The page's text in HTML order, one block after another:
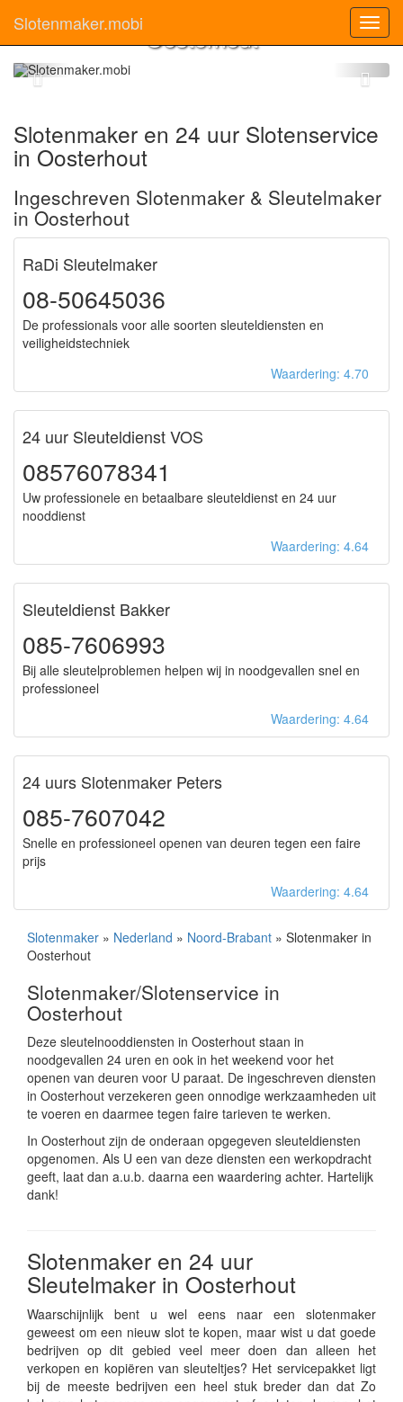
Slotenmaker.mobiSlotenmaker
Oosterhout
Slotenmaker en 24 uur Slotenservice
in Oosterhout
Ingeschreven Slotenmaker & Sleutelmaker
in Oosterhout
RaDi Sleutelmaker
08-50645036
De professionals voor alle soorten sleuteldiensten en
veiligheidstechniek
Waardering: 4.70
24 uur Sleuteldienst VOS
08576078341
Uw professionele en betaalbare sleuteldienst en 24 uur
nooddienst
Waardering: 4.64
Sleuteldienst Bakker
085-7606993
Bij alle sleutelproblemen helpen wij in noodgevallen snel en
professioneel
Waardering: 4.64
24 uurs Slotenmaker Peters
085-7607042
Snelle en professioneel openen van deuren tegen een faire
prijs
Waardering: 4.64
Slotenmaker » Nederland » Noord-Brabant » Slotenmaker in
Oosterhout
Slotenmaker/Slotenservice in
Oosterhout
Deze sleutelnooddiensten in Oosterhout staan in
noodgevallen 24 uren en ook in het weekend voor het
openen van deuren voor U paraat. De ingeschreven diensten
in Oosterhout verzekeren geen onnodige werkzaamheden uit
te voeren en daarmee tegen faire tarieven te werken.
In Oosterhout zijn de onderaan opgegeven sleuteldiensten
opgenomen. Als U een van deze diensten een werkopdracht
geeft, laat dan a.u.b. daarna een waardering achter. Hartelijk
dank!
Slotenmaker en 24 uur
Sleutelmaker in Oosterhout
Waarschijnlijk bent u wel eens naar een slotenmaker
geweest om een nieuw slot te kopen, maar wist u dat goede
bedrijven op dit gebied veel meer doen dan alleen het
verkopen en kopiëren van sleuteltjes? Het servicepakket ligt
bij de meeste bedrijven een heel stuk breder dan dat Zo